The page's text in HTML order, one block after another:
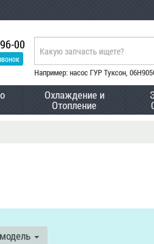
00
Например: насос ГУР Туксон,
Охлаждение и
Отопление